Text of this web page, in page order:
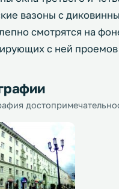
вазоны с
смотрятся на
с ней